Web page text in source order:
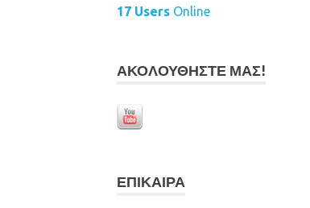
17 Users Online
ΑΚΟΛΟΥΘΉΣΤΕ ΜΑΣ!
ΕΠΊΚΑΙΡΑ